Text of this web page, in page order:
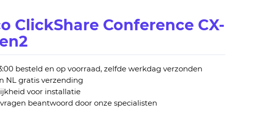
ClickShare Conference CX-
besteld en op voorraad, zelfde werkdag verzonden
NL gratis verzending
voor installatie
beantwoord door onze specialisten